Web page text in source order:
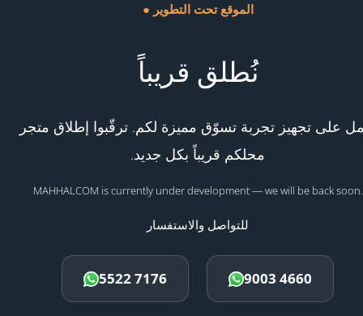
● الموقع تحت التطوير
نُطلق قريباً
على تجهيز تجربة تسوّق مميزة لكم. ترقّبوا إطلاق متجر
محلكم قريباً بكل جديد.
MAHHALCOM is currently under development — we will be back soon.
للتواصل والاستفسار
5522 7176 9003 4660